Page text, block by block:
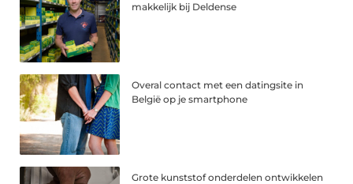
makkelijk bij Deldense
Overal contact met een datingsite in
België op je smartphone
Grote kunststof onderdelen ontwikkelen